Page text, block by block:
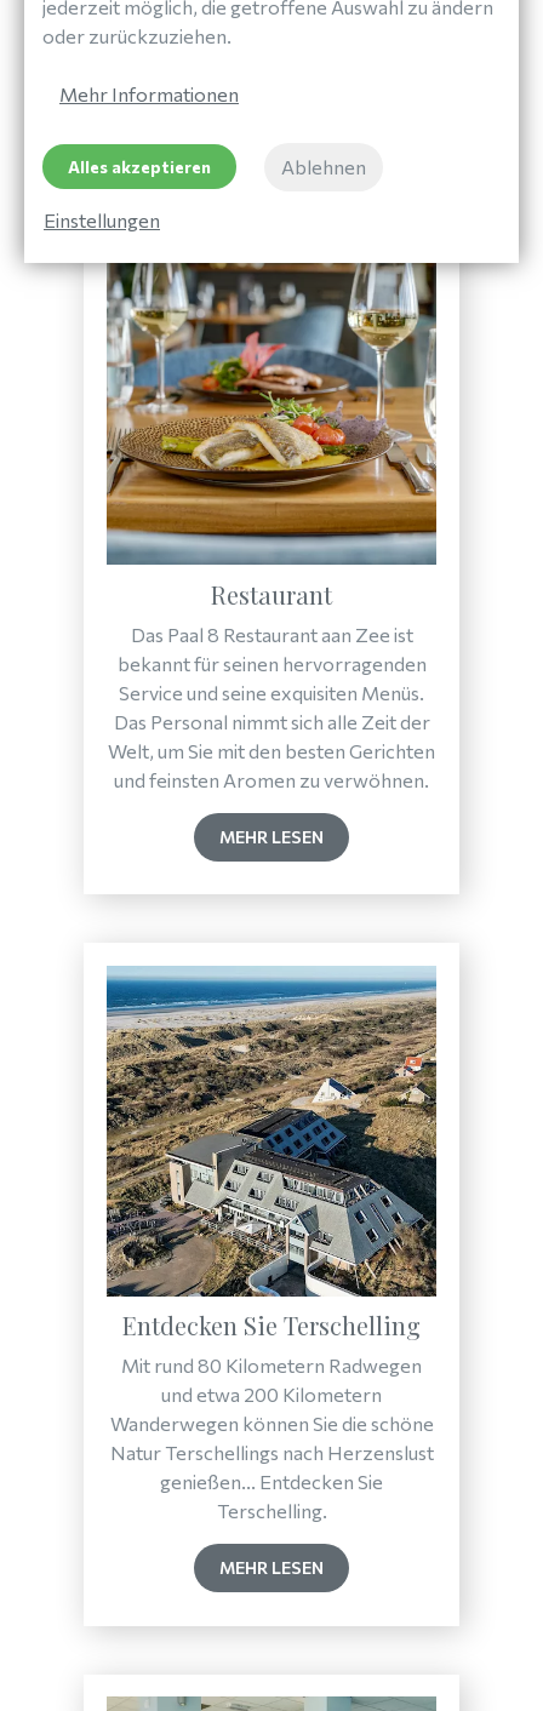
Haustiere sind willkommen (gegen Gebühr)
Ihr Aufenthalt in Paal 8
Restaurant
Das Paal 8 Restaurant aan Zee ist
bekannt für seinen hervorragenden
Service und seine exquisiten Menüs.
Das Personal nimmt sich alle Zeit der
Welt, um Sie mit den besten Gerichten
und feinsten Aromen zu verwöhnen.
MEHR LESEN
Entdecken Sie Terschelling
Mit rund 80 Kilometern Radwegen
und etwa 200 Kilometern
Wanderwegen können Sie die schöne
Natur Terschellings nach Herzenslust
genießen... Entdecken Sie
Terschelling.
MEHR LESEN
jederzeit möglich, die getroffene Auswahl zu ändern
oder zurückzuziehen.
Mehr Informationen
Alles akzeptieren Ablehnen
Einstellungen